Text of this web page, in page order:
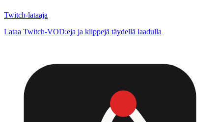
Twitch-lataaja
Lataa Twitch-VOD:eja ja klippejä täydellä laadulla